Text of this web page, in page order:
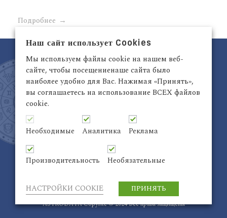
Подробнее
Латвия, Рига,
Электронный адрес:
info@astrodata.lv
| Chart by
ASTRODATA Copyrite © 2024 Все права защищены
Наш сайт использует Cookies
Мы используем файлы cookie на нашем веб-
сайте, чтобы посещениенаше сайта было
наиболее удобно для Вас. Нажимая «Принять»,
вы соглашаетесь на использование ВСЕХ файлов
cookie.
Необходимые Аналитика Реклама
Производительность Необязательные
НАСТРОЙКИ COOKIE ПРИНЯТЬ